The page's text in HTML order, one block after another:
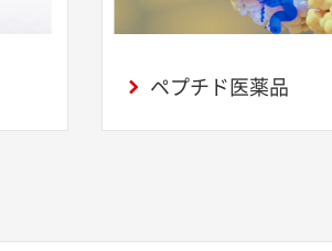
ペプチド医薬品